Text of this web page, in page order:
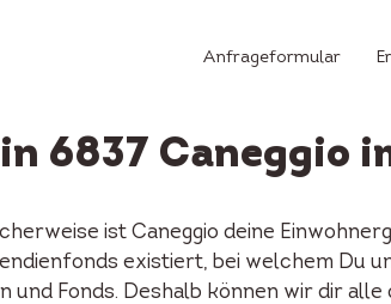
Anfrageformular
6837 Caneggio
ist Caneggio deine
existiert, bei welchem Du
Fonds. Deshalb können wir dir